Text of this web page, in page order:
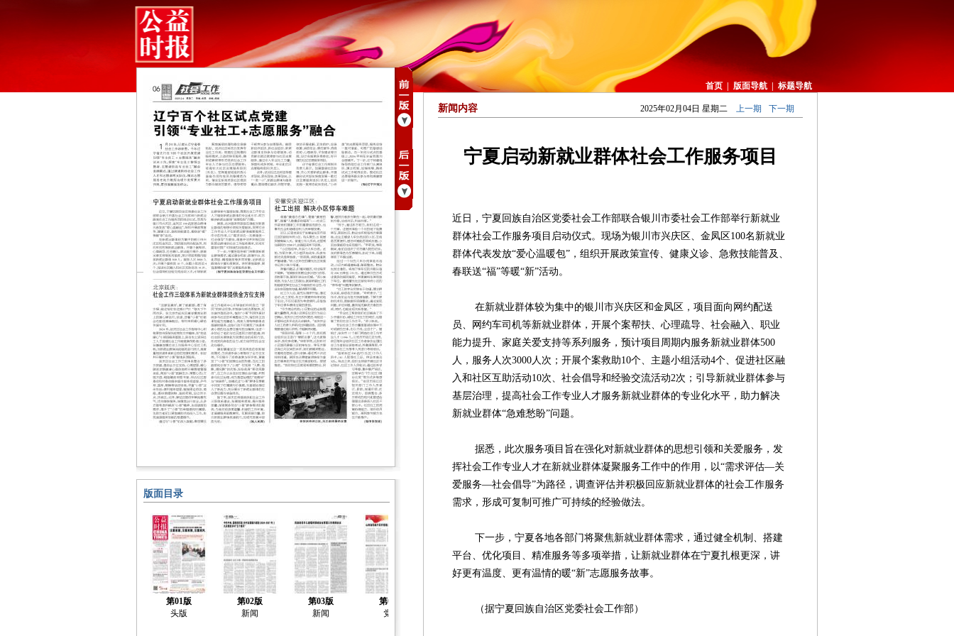
首页 版面导航 标题导航
版面目录
第01版
头版
第02版
新闻
第03版
新闻
第04版
党建
新春走基层
第06版
社会工作
社会工作
新闻内容 2025年02月04日 星期二 上一期 下一期
宁夏启动新就业群体社会工作服务项目
近日，宁夏回族自治区党委社会工作部联合银川市委社会工作部举行新就业
群体社会工作服务项目启动仪式。现场为银川市兴庆区、金凤区100名新就业
群体代表发放“爱心温暖包”，组织开展政策宣传、健康义诊、急救技能普及、
春联送“福”等暖“新”活动。
在新就业群体较为集中的银川市兴庆区和金凤区，项目面向网约配送
员、网约车司机等新就业群体，开展个案帮扶、心理疏导、社会融入、职业
能力提升、家庭关爱支持等系列服务，预计项目周期内服务新就业群体500
人，服务人次3000人次；开展个案救助10个、主题小组活动4个、促进社区融
入和社区互助活动10次、社会倡导和经验交流活动2次；引导新就业群体参与
基层治理，提高社会工作专业人才服务新就业群体的专业化水平，助力解决
新就业群体“急难愁盼”问题。
据悉，此次服务项目旨在强化对新就业群体的思想引领和关爱服务，发
挥社会工作专业人才在新就业群体凝聚服务工作中的作用，以“需求评估—关
爱服务—社会倡导”为路径，调查评估并积极回应新就业群体的社会工作服务
需求，形成可复制可推广可持续的经验做法。
下一步，宁夏各地各部门将聚焦新就业群体需求，通过健全机制、搭建
平台、优化项目、精准服务等多项举措，让新就业群体在宁夏扎根更深，讲
好更有温度、更有温情的暖“新”志愿服务故事。
（据宁夏回族自治区党委社会工作部）